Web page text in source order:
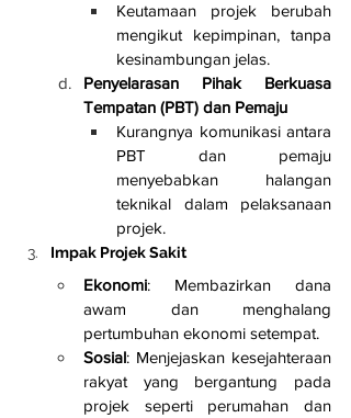
Keutamaan projek berubah
mengikut kepimpinan, tanpa
kesinambungan jelas.
Penyelarasan Pihak Berkuasa
Tempatan (PBT) dan Pemaju
Kurangnya komunikasi antara
PBT dan pemaju
menyebabkan halangan
teknikal dalam pelaksanaan
projek.
Impak Projek Sakit
Ekonomi: Membazirkan dana
awam dan menghalang
pertumbuhan ekonomi setempat.
Sosial: Menjejaskan kesejahteraan
rakyat yang bergantung pada
projek seperti perumahan dan